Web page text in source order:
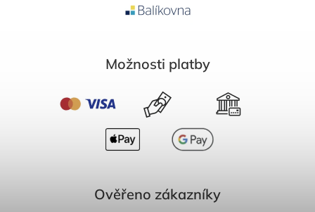
Možnosti platby
Ověřeno zákazníky